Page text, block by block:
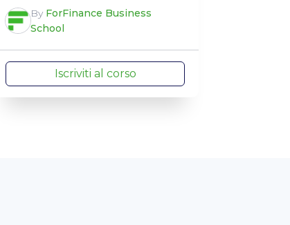
By ForFinance Business
School
Iscriviti al corso